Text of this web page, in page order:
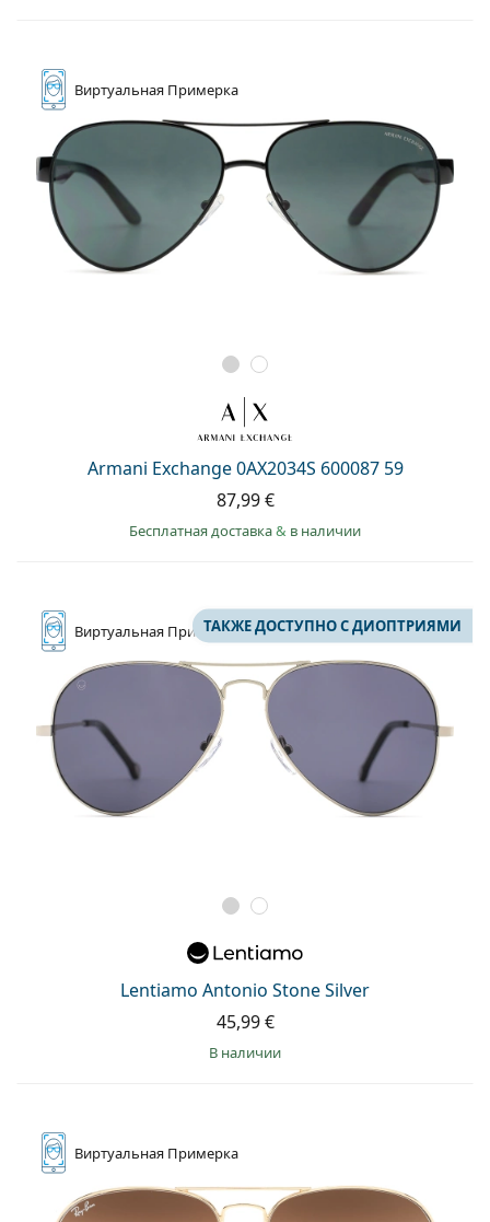
Виртуальная Примерка
Armani Exchange 0AX2034S 600087 59
87,99 €
Бесплатная доставка& в наличии
Виртуальная Примерка
Lentiamo Antonio Stone Silver
ТАКЖЕ ДОСТУПНО С ДИОПТРИЯМИ
45,99 €
в наличии
Виртуальная Примерка